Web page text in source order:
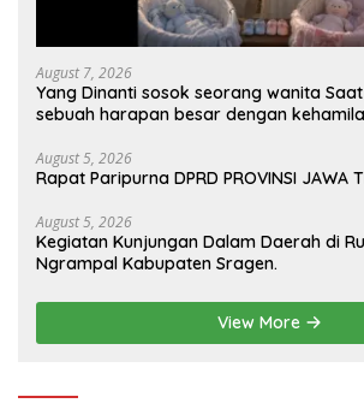
August 7, 2026
Yang Dinanti sosok seorang wanita
sebuah harapan besar dengan
yang berjudul Musa & Princes.
August 5, 2026
Rapat Paripurna DPRD PROVINSI JAWA
August 5, 2026
Kegiatan Kunjungan Dalam Daerah di
Ngrampal Kabupaten Sragen.
View More